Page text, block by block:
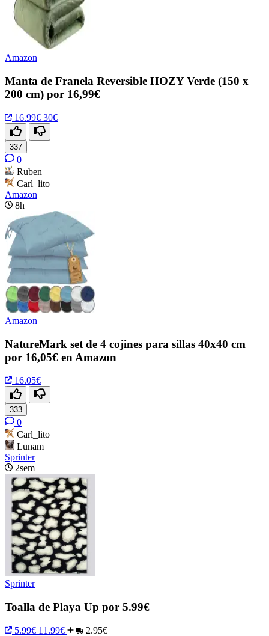
Amazon
Manta de Franela Reversible HOZY Verde (150 x
200 cm) por 16,99€
16.99€ 30€
337
0
Ruben
Carl_lito
Amazon
8h
Amazon
NatureMark set de 4 cojines para sillas 40x40 cm
por 16,05€ en Amazon
16.05€
333
0
Carl_lito
Lunam
Sprinter
2sem
Sprinter
Toalla de Playa Up por 5.99€
5.99€ 11.99€ 2.95€